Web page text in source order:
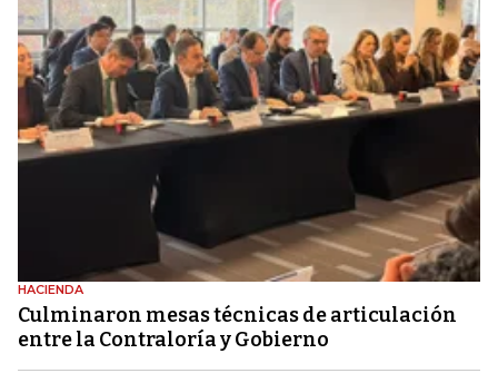
HACIENDA
Culminaron mesas técnicas de articulación
entre la Contraloría y Gobierno